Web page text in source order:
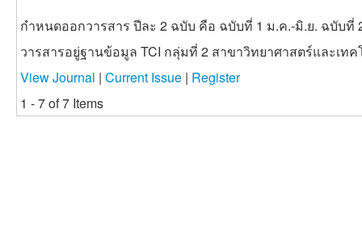
กำหนดออกวารสาร ปีละ 2 ฉบับ คือ ฉบับที่ 1 ม.ค.-มิ.ย. ฉบับที่
วารสารอยู่ฐานข้อมูล TCI กลุ่มที่ 2 สาขาวิทยาศาสตร์และเท
View Journal | Current Issue | Register
1 - 7 of 7 Items